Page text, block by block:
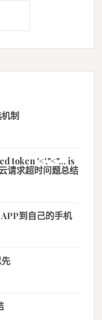
制
token '<',"<"... is
请求超时问题总结
到自己的手机